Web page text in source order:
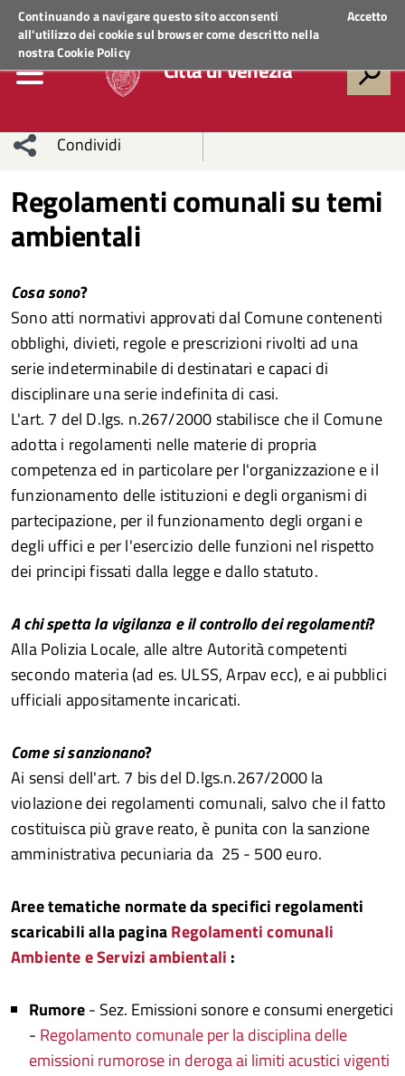
Continuando a navigare questo sito acconsenti
all'utilizzo dei cookie sul browser come descritto nella
nostraCookie Policy
Accetto
Regione VenetoACCEDI AI SERVIZI
Città di Venezia
Condividi
sui social
network
Condividi
Condividi
Twitter
su
Facebook
Condividi
su
Whatsapp
Regolamenti comunali su temi
ambientali
Cosa sono?
Sono atti normativi approvati dal Comune contenenti
obblighi, divieti, regole e prescrizioni rivolti ad una
serie indeterminabile di destinatari e capaci di
disciplinare una serie indefinita di casi.
L'art. 7 del D.lgs. n.267/2000 stabilisce che il Comune
adotta i regolamenti nelle materie di propria
competenza ed in particolare per l'organizzazione e il
funzionamento delle istituzioni e degli organismi di
partecipazione, per il funzionamento degli organi e
degli uffici e per l'esercizio delle funzioni nel rispetto
dei principi fissati dalla legge e dallo statuto.
A chi spetta la vigilanza e il controllo dei regolamenti?
Alla Polizia Locale, alle altre Autorità competenti
secondo materia (ad es. ULSS, Arpav ecc), e ai pubblici
ufficiali appositamente incaricati.
Come si sanzionano?
Ai sensi dell'art. 7 bis del D.lgs.n.267/2000 la
violazione dei regolamenti comunali, salvo che il fatto
costituisca più grave reato, è punita con la sanzione
amministrativa pecuniaria da  25 - 500 euro.
Aree tematiche normate da specifici regolamenti
scaricabili allapaginaRegolamenti comunali
Ambiente e Servizi ambientali :
Rumore- Sez. Emissioni sonore e consumi energetici
- Regolamento comunale per la disciplina delle
emissioni rumorose in deroga ai limiti acustici vigenti